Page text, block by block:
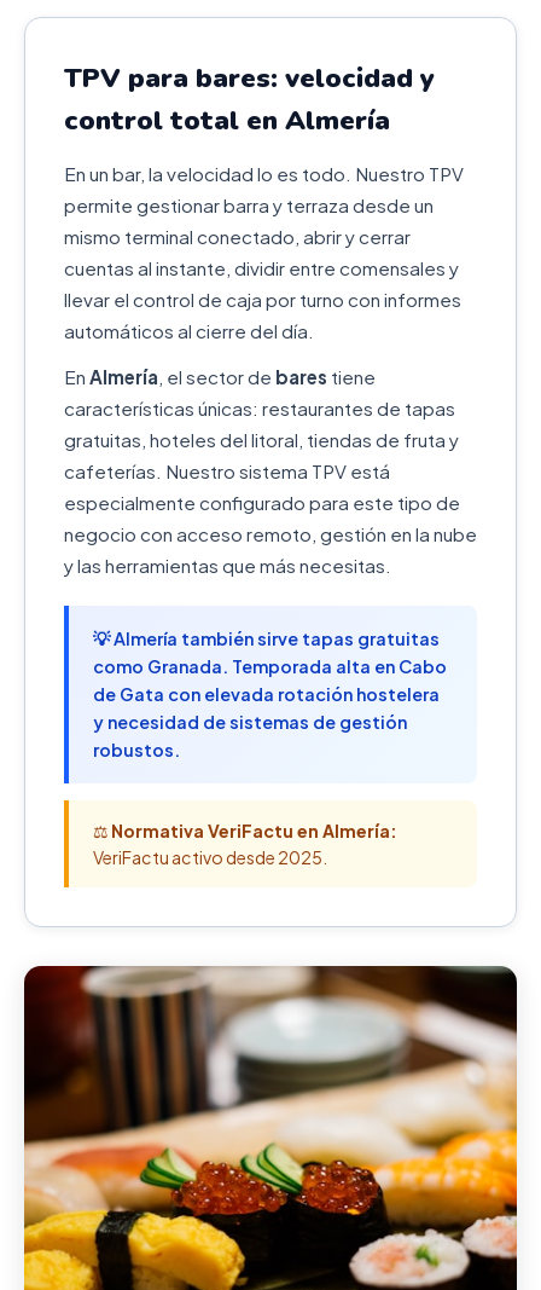
TPV para bares: velocidad y
control total en Almería
En un bar, la velocidad lo es todo. Nuestro TPV
permite gestionar barra y terraza desde un
mismo terminal conectado, abrir y cerrar
cuentas al instante, dividir entre comensales y
llevar el control de caja por turno con informes
automáticos al cierre del día.
En Almería , el sector de bares tiene
características únicas: restaurantes de tapas
gratuitas, hoteles del litoral, tiendas de fruta y
cafeterías. Nuestro sistema TPV está
especialmente configurado para este tipo de
negocio con acceso remoto, gestión en la nube
y las herramientas que más necesitas.
💡 Almería también sirve tapas gratuitas
como Granada. Temporada alta en Cabo
de Gata con elevada rotación hostelera
y necesidad de sistemas de gestión
robustos.
⚖️ Normativa VeriFactu en Almería:
VeriFactu activo desde 2025.